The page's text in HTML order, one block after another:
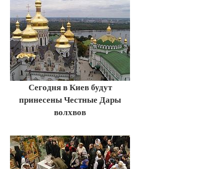
Сегодня в Киев будут
принесены Честные Дары
волхвов